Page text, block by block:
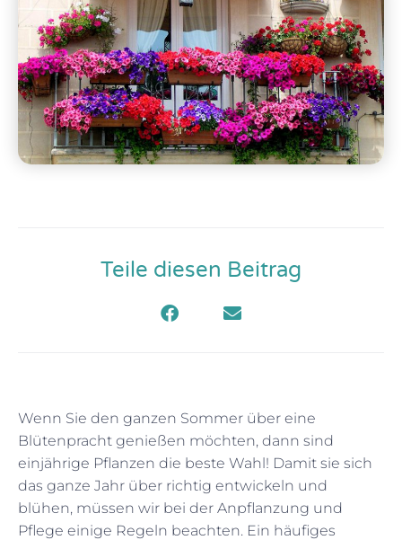
Teile diesen Beitrag
Wenn Sie den ganzen Sommer über eine
Blütenpracht genießen möchten, dann sind
einjährige Pflanzen die beste Wahl! Damit sie sich
das ganze Jahr über richtig entwickeln und
blühen, müssen wir bei der Anpflanzung und
Pflege einige Regeln beachten. Ein häufiges